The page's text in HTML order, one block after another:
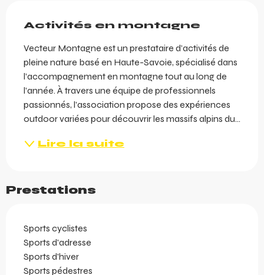
Activités en montagne
Vecteur Montagne est un prestataire d’activités de
pleine nature basé en Haute-Savoie, spécialisé dans
l’accompagnement en montagne tout au long de
l’année. À travers une équipe de professionnels
passionnés, l’association propose des expériences
outdoor variées pour découvrir les massifs alpins du...
Lire la suite
Prestations
Sports cyclistes
Sports d'adresse
Sports d'hiver
Sports pédestres